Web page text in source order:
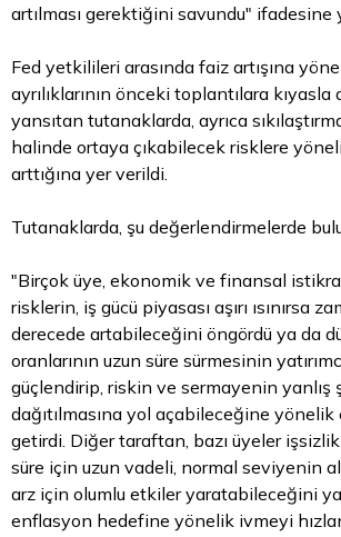
artılması gerektiğini savundu" ifadesine
Fed yetkilileri arasında faiz artışına
ayrılıklarının önceki toplantılara kıyasla
yansıtan tutanaklarda, ayrıca
halinde ortaya çıkabilecek risklere
arttığına yer verildi.
Tutanaklarda, şu değerlendirmelerde
"Birçok üye, ekonomik ve finansal
risklerin, iş gücü piyasası aşırı ısınırsa
derecede artabileceğini öngördü ya da
oranlarının uzun süre sürmesinin
güçlendirip, riskin ve sermayenin yanlış
dağıtılmasına yol açabileceğine
getirdi. Diğer taraftan, bazı üyeler
süre için uzun vadeli, normal seviyenin
arz için olumlu etkiler yaratabileceğini
enflasyon hedefine yönelik ivmeyi